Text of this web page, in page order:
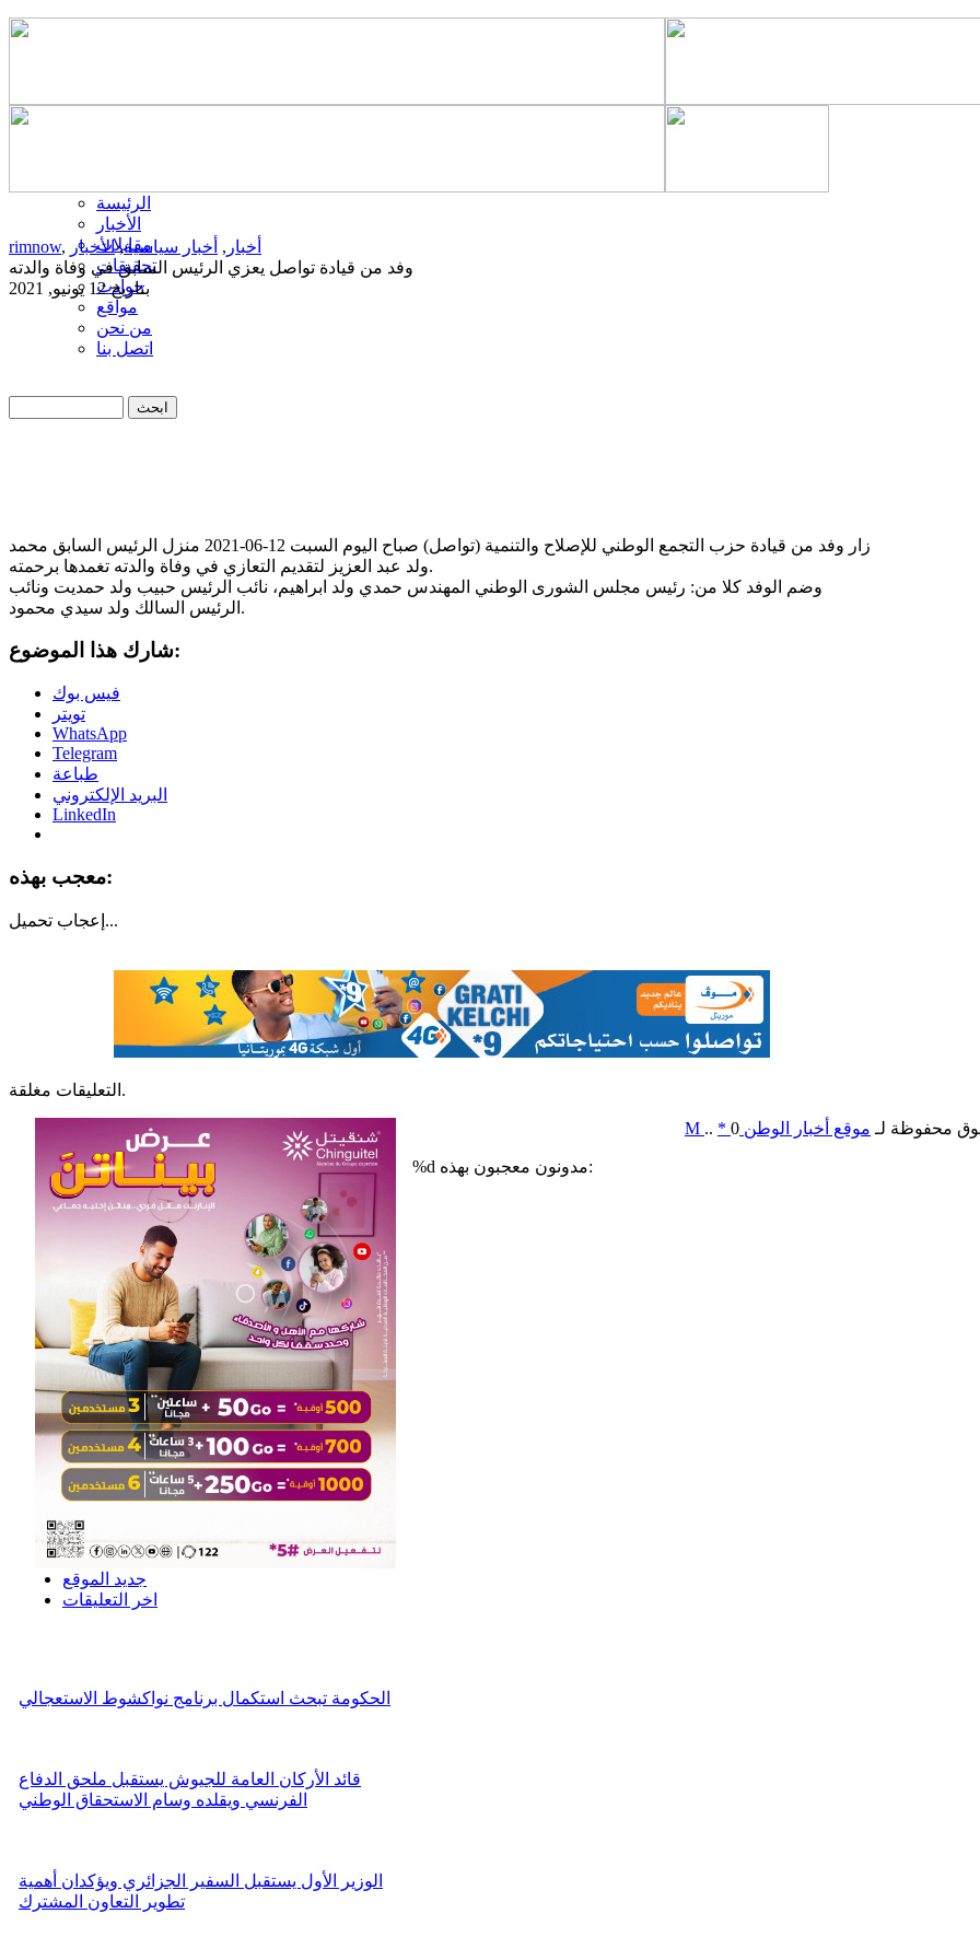
الرئيسة
الأخبار
مقابلات
تحقيقات
حوادث
مواقع
من نحن
اتصل بنا
rimnow, أخبار , أخبار سياسية,الأخبار
وفد من قيادة تواصل يعزي الرئيس السابق في وفاة والدته
بتاريخ 12 يونيو, 2021
زار وفد من قيادة حزب التجمع الوطني للإصلاح والتنمية (تواصل) صباح اليوم السبت 12-06-2021 منزل الرئيس السابق محمد
ولد عبد العزيز لتقديم التعازي في وفاة والدته تغمدها برحمته.
وضم الوفد كلا من: رئيس مجلس الشورى الوطني المهندس حمدي ولد ابراهيم، نائب الرئيس حبيب ولد حمديت ونائب
الرئيس السالك ولد سيدي محمود.
شارك هذا الموضوع:
فيس بوك
تويتر
WhatsApp
Telegram
طباعة
البريد الإلكتروني
LinkedIn
معجب بهذه:
إعجاب تحميل...
التعليقات مغلقة.
جديد الموقع
اخر التعليقات
الحكومة تبحث استكمال برنامج نواكشوط الاستعجالي
قائد الأركان العامة للجيوش يستقبل ملحق الدفاع
الفرنسي ويقلده وسام الاستحقاق الوطني
الوزير الأول يستقبل السفير الجزائري ويؤكدان أهمية
تطوير التعاون المشترك
M .. * محفوظة لـ موقع أخبار الوطن 0
%d مدونون معجبون بهذه: